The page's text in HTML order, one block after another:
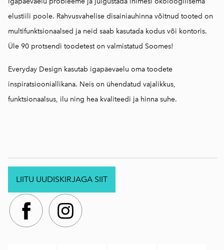
elustiili poole. Rahvusvahelise disainiauhinna võitnud tooted on
multifunktsionaalsed ja neid saab kasutada kodus või kontoris.
Üle 90 protsendi toodetest on valmistatud Soomes!
Everyday Design kasutab igapäevaelu oma toodete
inspiratsiooniallikana. Neis on ühendatud vajalikkus,
funktsionaalsus, ilu ning hea kvaliteedi ja hinna suhe.
LIITU UUDISKIRJAGA SIIT